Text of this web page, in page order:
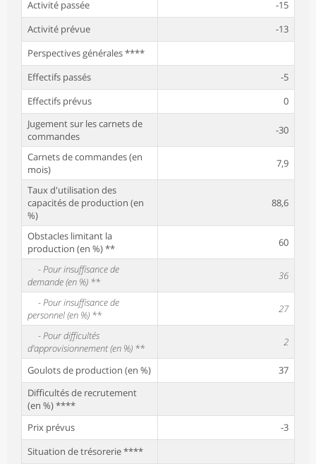
Activité passée
-15
Activité prévue
-13
Perspectives générales ****
Effectifs passés
-5
Effectifs prévus
0
Jugement sur les carnets de
commandes
-30
Carnets de commandes (en
mois)
7,9
Taux d'utilisation des
capacités de production (en
%)
88,6
Obstacles limitant la
production (en %) **
60
- Pour insuffisance de
demande (en %) **
36
- Pour insuffisance de
personnel (en %) **
27
- Pour difficultés
d’approvisionnement (en %) **
2
Goulots de production (en %)
37
Difficultés de recrutement
(en %) ****
Prix prévus
-3
Situation de trésorerie ****